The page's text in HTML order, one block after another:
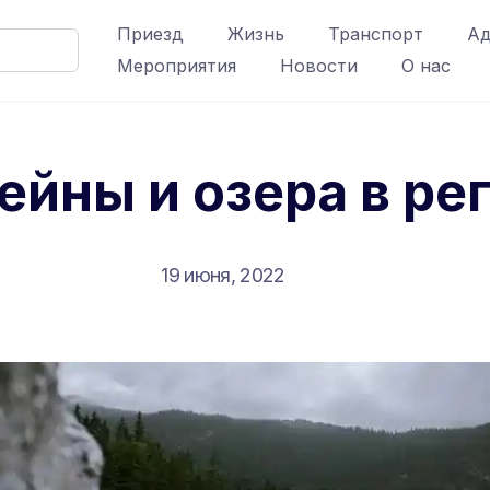
Приезд Жизнь Транспорт
Мероприятия
Новости О нас
и озера в
19 июня, 2022